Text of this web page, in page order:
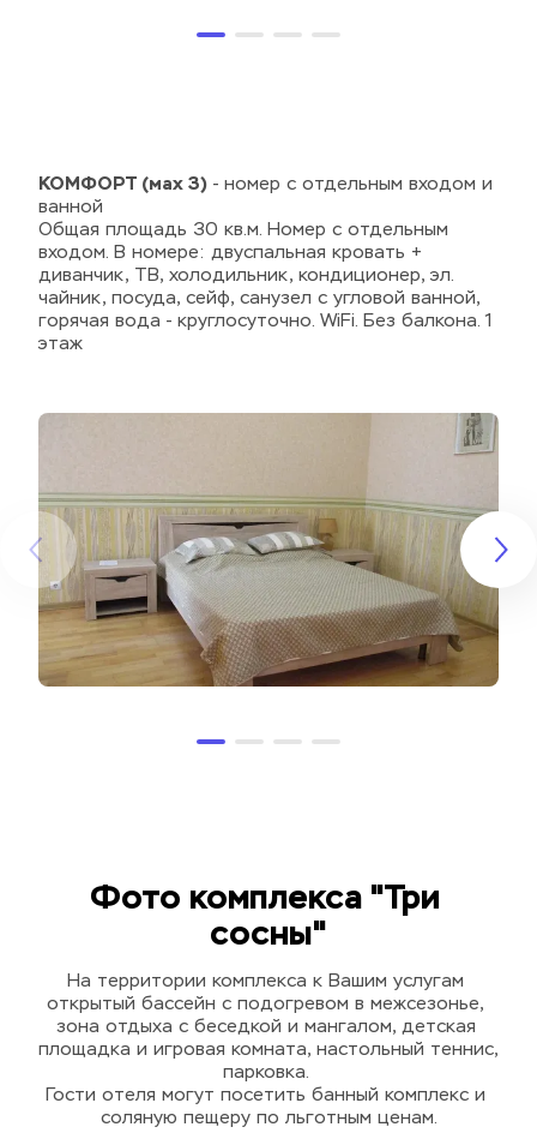
КОМФОРТ (мах 3) - номер с отдельным входом и
ванной
Общая площадь 30 кв.м. Номер с отдельным
входом. В номере: двуспальная кровать +
диванчик, ТВ, холодильник, кондиционер, эл.
чайник, посуда, сейф, санузел с угловой ванной,
горячая вода - круглосуточно. WiFi. Без балкона. 1
этаж
Фото комплекса "Три
сосны"
На территории комплекса к Вашим услугам
открытый бассейн с подогревом в межсезонье,
зона отдыха с беседкой и мангалом, детская
площадка и игровая комната, настольный теннис,
парковка.
Гости отеля могут посетить банный комплекс и
соляную пещеру по льготным ценам.